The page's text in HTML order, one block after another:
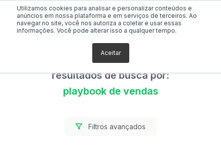
Utilizamos cookies para analisar e personalizar conteúdos e
anúncios em nossa plataforma e em serviços de terceiros. Ao
navegar no site, você nos autoriza a coletar e usar essas
informações. Você pode alterar isso a qualquer tempo.
Aceitar
Foram encontrados 0
resultados de busca por:
playbook de vendas
Filtros avançados